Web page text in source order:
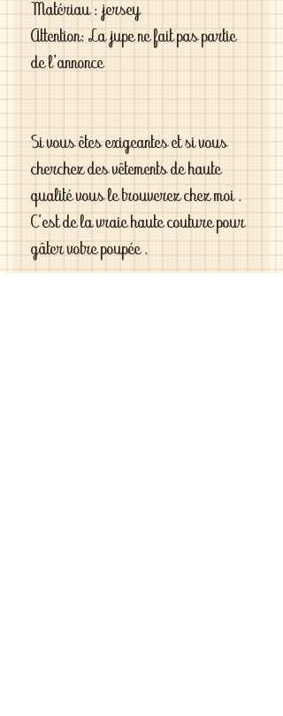
Matériau : jersey
Attention: La jupe ne fait pas partie
de l'annonce
Si vous êtes exigeantes et si vous
cherchez des vêtements de haute
qualité vous le trouverez chez moi .
C'est de la vraie haute couture pour
gâter votre poupée .